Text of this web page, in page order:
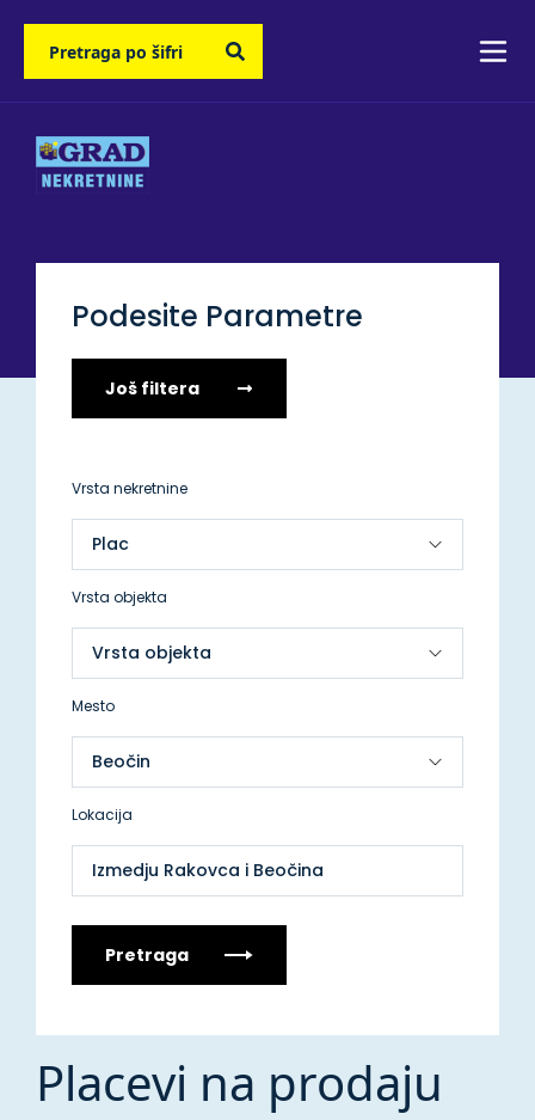
Podesite Parametre
Još filtera
Vrsta nekretnine
Vrsta objekta
Mesto
Lokacija
Izmedju Rakovca i Beočina
Pretraga
Placevi na prodaju